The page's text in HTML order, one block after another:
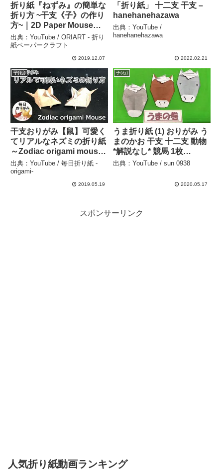
折り紙『ねずみ』の簡単な
折り方 ~干支《子》の作り
方~｜2D Paper Mouse
/DIY-Tutorial – ORIART –
折り紙ペーパークラフト
出典：YouTube / ORIART - 折り
紙ペーパークラフト
2019.12.07
「折り紙」 十二支 干支 –
hanehanehazawa
出典：YouTube /
hanehanehazawa
2022.02.21
子(ね)
干支おりがみ【鼠】可愛く
てリアルなネズミの折り紙
～Zodiac origami mouse
～ – 毎日折り紙 -origami-
出典：YouTube / 毎日折り紙 -
origami-
2019.05.19
子(ね)
うま折り紙 (1) おりがみ う
まのかお 干支 十二支 動物
*解説なし* 競馬 1枚
origami animal horse –
出典：YouTube / sun 0938
2020.05.17
スポンサーリンク
人気折り紙動画ランキング